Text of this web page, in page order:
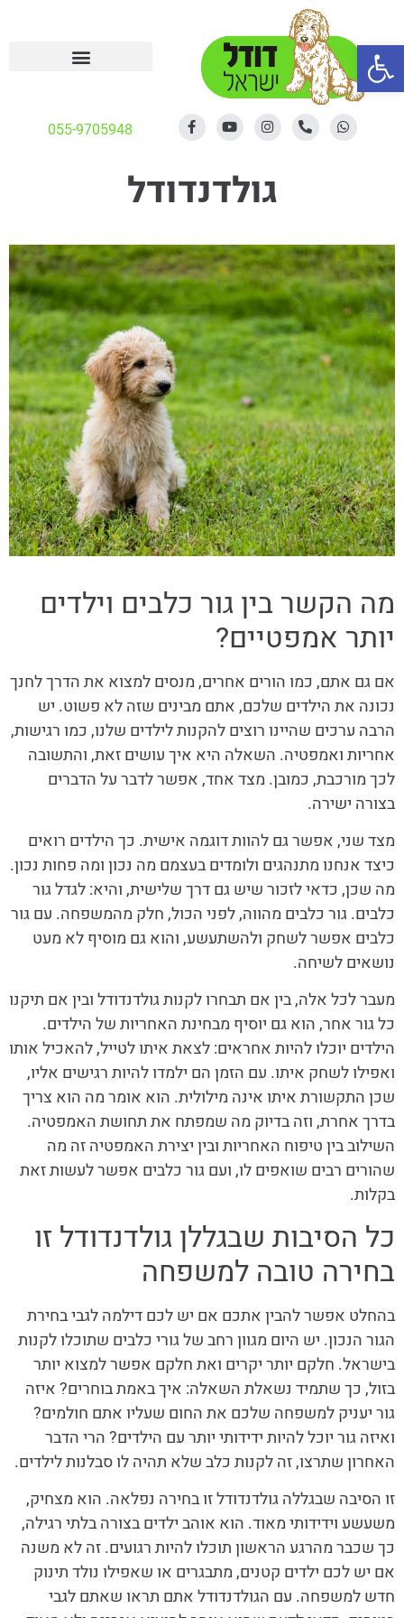
055-9705948
גולדנדודל
מה הקשר בין גור כלבים וילדים
יותר אמפטיים?
אם גם אתם, כמו הורים אחרים, מנסים למצוא את הדרך לחנך
נכונה את הילדים שלכם, אתם מבינים שזה לא פשוט. יש
הרבה ערכים שהיינו רוצים להקנות לילדים שלנו, כמו רגישות,
אחריות ואמפטיה. השאלה היא איך עושים זאת, והתשובה
לכך מורכבת, כמובן. מצד אחד, אפשר לדבר על הדברים
בצורה ישירה.
מצד שני, אפשר גם להוות דוגמה אישית. כך הילדים רואים
כיצד אנחנו מתנהגים ולומדים בעצמם מה נכון ומה פחות נכון.
מה שכן, כדאי לזכור שיש גם דרך שלישית, והיא: לגדל גור
כלבים. גור כלבים מהווה, לפני הכול, חלק מהמשפחה. עם גור
כלבים אפשר לשחק ולהשתעשע, והוא גם מוסיף לא מעט
נושאים לשיחה.
מעבר לכל אלה, בין אם תבחרו לקנות גולדנדודל ובין אם תיקנו
כל גור אחר, הוא גם יוסיף מבחינת האחריות של הילדים.
הילדים יוכלו להיות אחראים: לצאת איתו לטייל, להאכיל אותו
ואפילו לשחק איתו. עם הזמן הם ילמדו להיות רגישים אליו,
שכן התקשורת איתו אינה מילולית. הוא אומר מה הוא צריך
בדרך אחרת, וזה בדיוק מה שמפתח את תחושת האמפטיה.
השילוב בין טיפוח האחריות ובין יצירת האמפטיה זה מה
שהורים רבים שואפים לו, ועם גור כלבים אפשר לעשות זאת
בקלות.
כל הסיבות שבגללן גולדנדודל זו
בחירה טובה למשפחה
בהחלט אפשר להבין אתכם אם יש לכם דילמה לגבי בחירת
הגור הנכון. יש היום מגוון רחב של גורי כלבים שתוכלו לקנות
בישראל. חלקם יותר יקרים ואת חלקם אפשר למצוא יותר
בזול, כך שתמיד נשאלת השאלה: איך באמת בוחרים? איזה
גור יעניק למשפחה שלכם את החום שעליו אתם חולמים?
ואיזה גור יוכל להיות ידידותי יותר עם הילדים? הרי הדבר
האחרון שתרצו, זה לקנות כלב שלא תהיה לו סבלנות לילדים.
זו הסיבה שבגללה גולדנדודל זו בחירה נפלאה. הוא מצחיק,
משעשע וידידותי מאוד. הוא אוהב ילדים בצורה בלתי רגילה,
כך שכבר מהרגע הראשון תוכלו להיות רגועים. זה לא משנה
אם יש לכם ילדים קטנים, מתבגרים או שאפילו נולד תינוק
חדש למשפחה. עם הגולדנדודל אתם תראו שאתם לגבי
פתח סרגל נגישות